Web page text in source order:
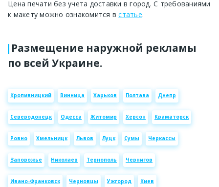
Цена печати без учета доставки в город. С требованиями
к макету можно ознакомится встатье.
Размещение наружной рекламы
по всей Украине.
Кропивницкий Винница Харьков Полтава Днепр
Северодонецк Одесса Житомир Херсон Краматорск
Ровно Хмельницк Львов Луцк Сумы Черкассы
Запорожье Николаев Тернополь Чернигов
Ивано-Франковск Черновцы Ужгород Киев